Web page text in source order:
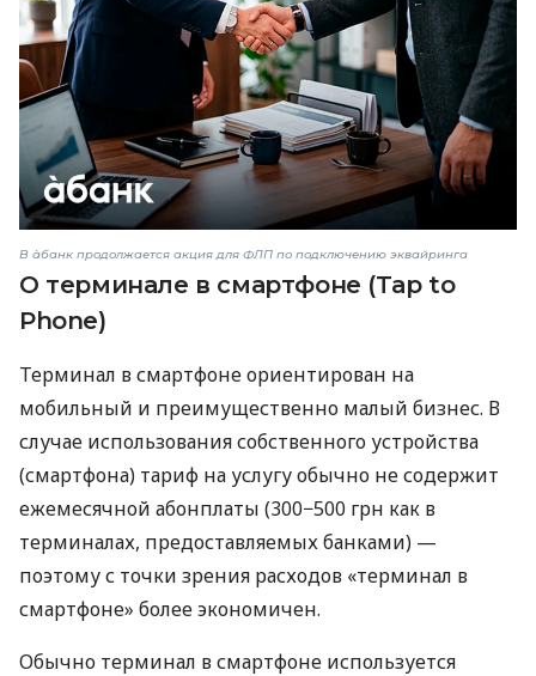
В àбанк продолжается акция для ФЛП по подключению эквайринга
О терминале в смартфоне (Tap to
Phone)
Терминал в смартфоне ориентирован на
мобильный и преимущественно малый бизнес. В
случае использования собственного устройства
(смартфона) тариф на услугу обычно не содержит
ежемесячной абонплаты (300−500 грн как в
терминалах, предоставляемых банками) —
поэтому с точки зрения расходов «терминал в
смартфоне» более экономичен.
Обычно терминал в смартфоне используется